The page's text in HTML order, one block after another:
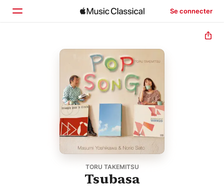
Se connecter
Rechercher
TORU TAKEMITSU
Tsubasa